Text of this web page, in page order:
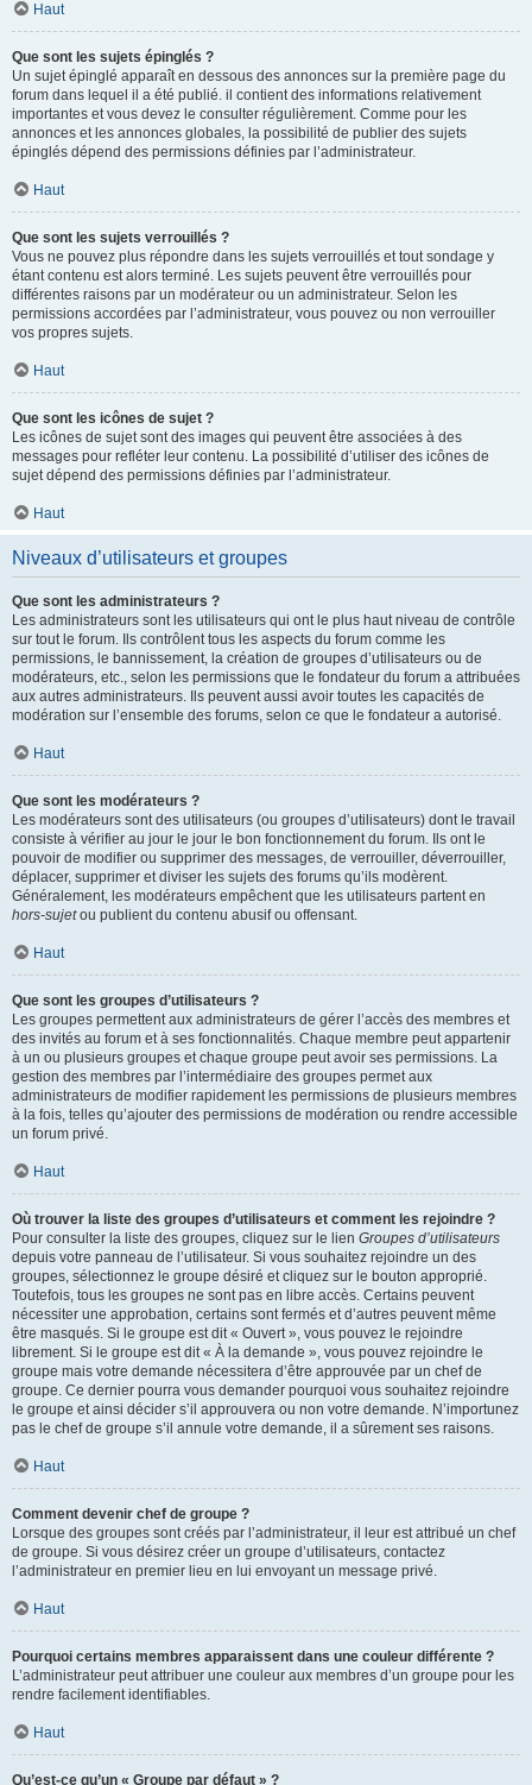
Haut
Que sont les sujets épinglés ?
Un sujet épinglé apparaît en dessous des annonces sur la première page du
forum dans lequel il a été publié. il contient des informations relativement
importantes et vous devez le consulter régulièrement. Comme pour les
annonces et les annonces globales, la possibilité de publier des sujets
épinglés dépend des permissions définies par l’administrateur.
Haut
Que sont les sujets verrouillés ?
Vous ne pouvez plus répondre dans les sujets verrouillés et tout sondage y
étant contenu est alors terminé. Les sujets peuvent être verrouillés pour
différentes raisons par un modérateur ou un administrateur. Selon les
permissions accordées par l’administrateur, vous pouvez ou non verrouiller
vos propres sujets.
Haut
Que sont les icônes de sujet ?
Les icônes de sujet sont des images qui peuvent être associées à des
messages pour refléter leur contenu. La possibilité d’utiliser des icônes de
sujet dépend des permissions définies par l’administrateur.
Haut
Niveaux d’utilisateurs et groupes
Que sont les administrateurs ?
Les administrateurs sont les utilisateurs qui ont le plus haut niveau de contrôle
sur tout le forum. Ils contrôlent tous les aspects du forum comme les
permissions, le bannissement, la création de groupes d’utilisateurs ou de
modérateurs, etc., selon les permissions que le fondateur du forum a attribuées
aux autres administrateurs. Ils peuvent aussi avoir toutes les capacités de
modération sur l’ensemble des forums, selon ce que le fondateur a autorisé.
Haut
Que sont les modérateurs ?
Les modérateurs sont des utilisateurs (ou groupes d’utilisateurs) dont le travail
consiste à vérifier au jour le jour le bon fonctionnement du forum. Ils ont le
pouvoir de modifier ou supprimer des messages, de verrouiller, déverrouiller,
déplacer, supprimer et diviser les sujets des forums qu’ils modèrent.
Généralement, les modérateurs empêchent que les utilisateurs partent en
hors-sujetou publient du contenu abusif ou offensant.
Haut
Que sont les groupes d’utilisateurs ?
Les groupes permettent aux administrateurs de gérer l’accès des membres et
des invités au forum et à ses fonctionnalités. Chaque membre peut appartenir
à un ou plusieurs groupes et chaque groupe peut avoir ses permissions. La
gestion des membres par l’intermédiaire des groupes permet aux
administrateurs de modifier rapidement les permissions de plusieurs membres
à la fois, telles qu’ajouter des permissions de modération ou rendre accessible
un forum privé.
Haut
Où trouver la liste des groupes d’utilisateurs et comment les rejoindre ?
Pour consulter la liste des groupes, cliquez sur le lien Groupes d’utilisateurs
depuis votre panneau de l’utilisateur. Si vous souhaitez rejoindre un des
groupes, sélectionnez le groupe désiré et cliquez sur le bouton approprié.
Toutefois, tous les groupes ne sont pas en libre accès. Certains peuvent
nécessiter une approbation, certains sont fermés et d’autres peuvent même
être masqués. Si le groupe est dit « Ouvert », vous pouvez le rejoindre
librement. Si le groupe est dit « À la demande », vous pouvez rejoindre le
groupe mais votre demande nécessitera d’être approuvée par un chef de
groupe. Ce dernier pourra vous demander pourquoi vous souhaitez rejoindre
le groupe et ainsi décider s’il approuvera ou non votre demande. N’importunez
pas le chef de groupe s’il annule votre demande, il a sûrement ses raisons.
Haut
Comment devenir chef de groupe ?
Lorsque des groupes sont créés par l’administrateur, il leur est attribué un chef
de groupe. Si vous désirez créer un groupe d’utilisateurs, contactez
l’administrateur en premier lieu en lui envoyant un message privé.
Haut
Pourquoi certains membres apparaissent dans une couleur différente ?
L’administrateur peut attribuer une couleur aux membres d’un groupe pour les
rendre facilement identifiables.
Haut
Qu’est-ce qu’un « Groupe par défaut » ?